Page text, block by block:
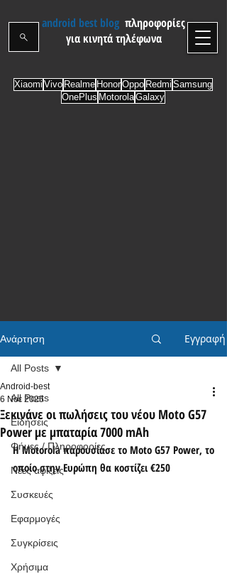
android best blog πληροφορίες
για κινητά τηλέφωνα
Xiaomi Vivo Realme HonorOppo Redmi Samsung
OnePlus MotorolaGalaxy
Ανάρτηση Εγγραφή
All Posts
Ειδήσεις
Φήμες / Πληροφορίες
Νέες αφίξεις
Συσκευές
Εφαρμογές
Συγκρίσεις
Χρήσιμα
All Posts
Ξεκινάνε οι πωλήσεις του νέου Moto G57
Power με μπαταρία 7000 mAh
Android-best
6 Νοε 2025
Η Motorola παρουσίασε το Moto G57 Power, το
οποίο στην Ευρώπη θα κοστίζει €250